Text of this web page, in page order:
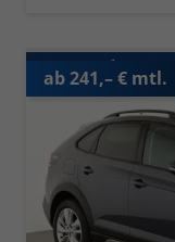
ab 241,– € mtl.